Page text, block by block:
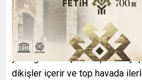
GELİŞMİŞ TEKNOLOJİ
FIFA’ya göre“Trionda”, birçok
yeniliğine sahip. Dört panelli
dikişler içerir ve top havada